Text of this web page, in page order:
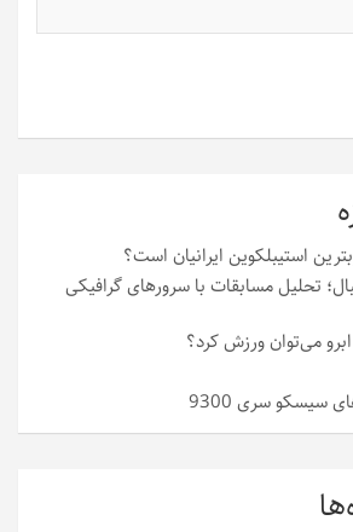
استیبلکوین ایرانیان است؟
تحلیل مسابقات با سرورهای گرافیکی
می‌توان ورزش کرد؟
سیسکو سری 9300